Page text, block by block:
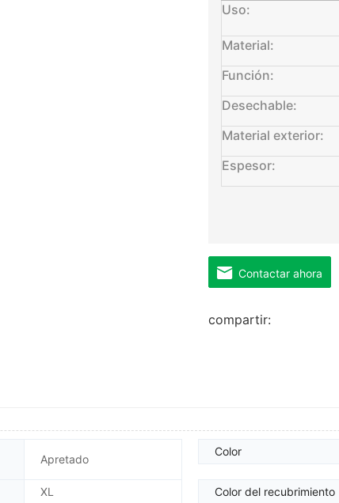
Uso:
Material:
Función:
Desechable:
Material exterior:
Espesor:
Contactar ahora
compartir:
Apretado
Color
XL Color del recubrimiento